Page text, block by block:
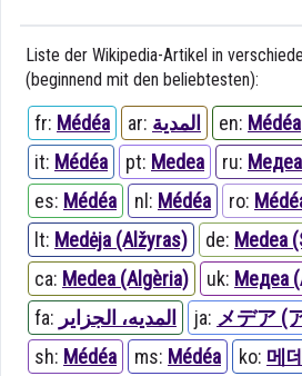
Liste der Wikipedia-Artikel in
(beginnend mit den beliebtesten):
fr: Médéa ar: المدية en: Médéa
it: Médéa pt: Medea ru:
es: Médéa nl: Médéa ro:
lt: Medėja (Alžyras) de: Medea
ca: Medea (Algèria) uk: Медеа
fa: المدیه، الجزایر ja: メデア (
sh: Médéa ms: Médéa ko: 메